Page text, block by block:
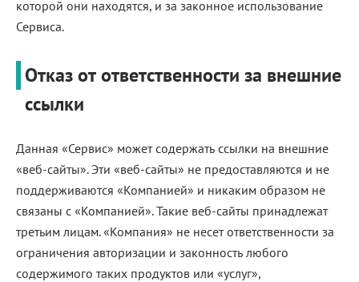
которой они находятся, и за законное использование
Сервиса.
Отказ от ответственности за внешние
ссылки
Данная «Сервис» может содержать ссылки на внешние
«веб-сайты». Эти «веб-сайты» не предоставляются и не
поддерживаются «Компанией» и никаким образом не
связаны с «Компанией». Такие веб-сайты принадлежат
третьим лицам. «Компания» не несет ответственности за
ограничения авторизации и законность любого
содержимого таких продуктов или «услуг»,